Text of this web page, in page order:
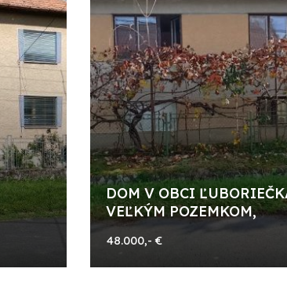
DOM V OBCI
VEĽKÝM POZEMKOM,
48.000,- €